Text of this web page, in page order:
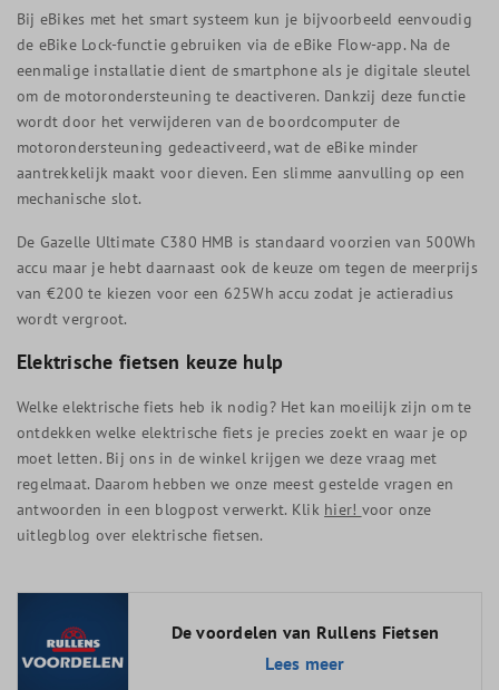
Bij eBikes met het smart systeem kun je bijvoorbeeld eenvoudig
de eBike Lock-functie gebruiken via de eBike Flow-app. Na de
eenmalige installatie dient de smartphone als je digitale sleutel
om de motorondersteuning te deactiveren. Dankzij deze functie
wordt door het verwijderen van de boordcomputer de
motorondersteuning gedeactiveerd, wat de eBike minder
aantrekkelijk maakt voor dieven. Een slimme aanvulling op een
mechanische slot.
De Gazelle Ultimate C380 HMB is standaard voorzien van 500Wh
accu maar je hebt daarnaast ook de keuze om tegen de meerprijs
van €200 te kiezen voor een 625Wh accu zodat je actieradius
wordt vergroot.
Elektrische fietsen keuze hulp
Welke elektrische fiets heb ik nodig? Het kan moeilijk zijn om te
ontdekken welke elektrische fiets je precies zoekt en waar je op
moet letten. Bij ons in de winkel krijgen we deze vraag met
regelmaat. Daarom hebben we onze meest gestelde vragen en
antwoorden in een blogpost verwerkt. Klik hier! voor onze
uitlegblog over elektrische fietsen.
De voordelen van Rullens Fietsen
Lees meer